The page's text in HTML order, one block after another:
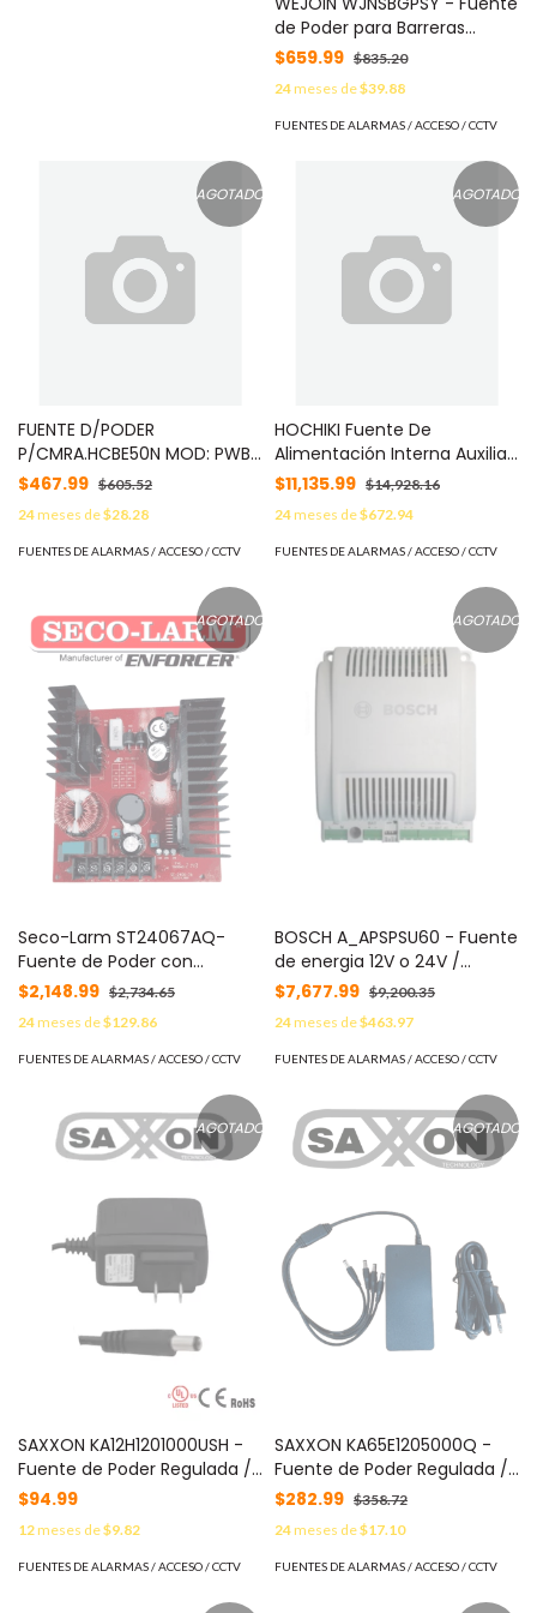
de Poder para Barreras
Vehiculares WJNSBG101H y
WJNSBG201 sin Resortes
$659.99 $835.20
24meses de$39.88
FUENTES DE ALARMAS / ACCESO / CCTV
AGOTADO
FUENTE D/PODER
P/CMRA.HCBE50N MOD: PWB-
BE50N
$467.99 $605.52
24meses de$28.28
FUENTES DE ALARMAS / ACCESO / CCTV
AGOTADO
HOCHIKI Fuente De
Alimentación Interna Auxiliar
De 120 Vcc Para Paneles
FireNET 2127/4127 De Hochiki
MOD: FN-PS776
$11,135.99 $14,928.16
24meses de$672.94
FUENTES DE ALARMAS / ACCESO / CCTV
AGOTADO
Seco-Larm ST24067AQ-
Fuente de Poder con
Cargador Batería 7 Amp
6/12/24 VCD
$2,148.99 $2,734.65
24meses de$129.86
FUENTES DE ALARMAS / ACCESO / CCTV
AGOTADO
BOSCH A_APSPSU60 - Fuente
de energia 12V o 24V /
Puerto para bateria
integrado / Compatible con
controlador AMC2
$7,677.99 $9,200.35
24meses de$463.97
FUENTES DE ALARMAS / ACCESO / CCTV
AGOTADO
SAXXON KA12H1201000USH -
Fuente de Poder Regulada /
Alimentación de 12 Vcc 1
Amper / Conector Macho /
Voltaje de Entrada: 100-240V
/ Ideal para Cámaras de
$94.99
12meses de$9.82
FUENTES DE ALARMAS / ACCESO / CCTV
AGOTADO
SAXXON KA65E1205000Q -
Fuente de Poder Regulada /
Alimentación 12 Vcc 5 Amper
/ 4 Conectores Macho /
Voltaje de Entrada: 100-240V
/ Ideal para Cámaras de
$282.99 $358.72
24meses de$17.10
FUENTES DE ALARMAS / ACCESO / CCTV